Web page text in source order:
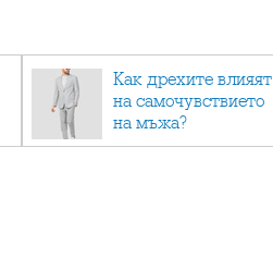
Как дрехите влияят
на самочувствието
на мъжа?